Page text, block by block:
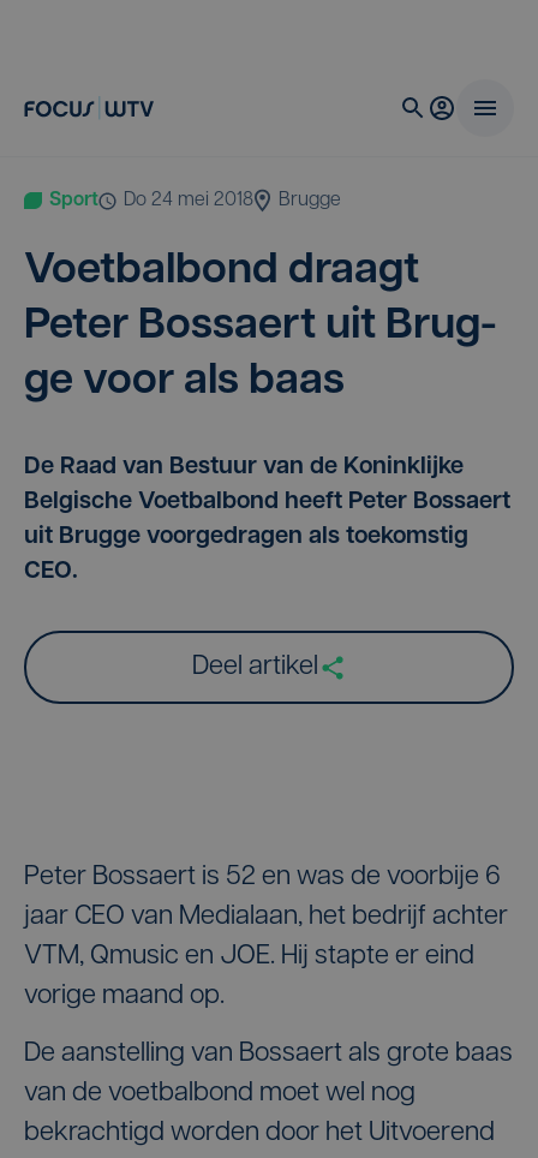
Sport do 24 mei 2018 Brugge
Voet­bal­bond draagt
Peter Bos­saert uit Brug­
ge voor als baas
De Raad van Bestuur van de Koninklijke
Belgische Voetbalbond heeft Peter Bossaert
uit Brugge voorgedragen als toekomstig
CEO.
Deel artikel
Peter Bossaert is 52 en was de voorbije 6
jaar CEO van Medialaan, het bedrijf achter
VTM, Qmusic en JOE. Hij stapte er eind
vorige maand op.
De aanstelling van Bossaert als grote baas
van de voetbalbond moet wel nog
bekrachtigd worden door het Uitvoerend